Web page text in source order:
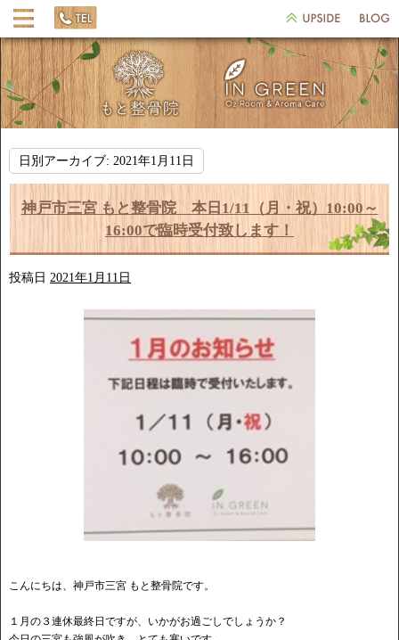
日別アーカイブ: 2021年1月11日
神戸市三宮 もと整骨院 本日1/11（月・祝）10:00～
16:00で臨時受付致します！
投稿日 2021年1月11日
こんにちは、神戸市三宮 もと整骨院です。
１月の３連休最終日ですが、いかがお過ごしでしょうか？